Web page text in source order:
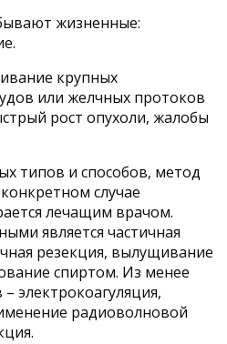
жизненные:
крупных
или желчных протоков
рост опухоли, жалобы
типов и способов, метод
случае
лечащим врачом.
является частичная
резекция, вылущивание
спиртом. Из менее
электрокоагуляция,
радиоволновой